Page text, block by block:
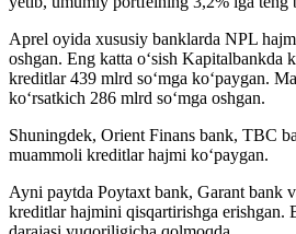
Aprel oyida xususiy banklarda NPL
oshgan. Eng katta o‘sish Kapitalbankda
kreditlar 439 mlrd so‘mga ko‘paygan.
ko‘rsatkich 286 mlrd so‘mga oshgan.
Shuningdek, Orient Finans bank, TBC
muammoli kreditlar hajmi ko‘paygan.
Ayni paytda Poytaxt bank, Garant bank
kreditlar hajmini qisqartirishga erishgan.